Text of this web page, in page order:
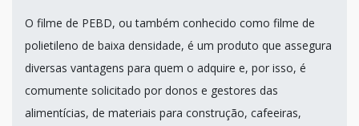
O filme de PEBD, ou também conhecido como filme de
polietileno de baixa densidade, é um produto que assegura
diversas vantagens para quem o adquire e, por isso, é
comumente solicitado por donos e gestores das
alimentícias, de materiais para construção, cafeeiras,